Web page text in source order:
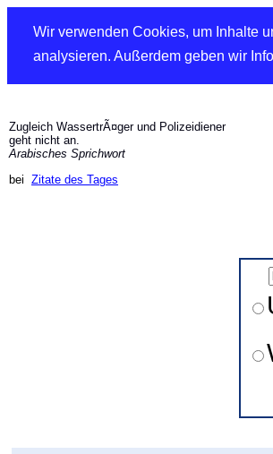
Wir verwenden Cookies, um Inhalte
analysieren. Außerdem geben wir
Zugleich WassertrÃ¤ger und Polizeidiener
geht nicht an.
Arabisches Sprichwort
bei Zitate des Tages